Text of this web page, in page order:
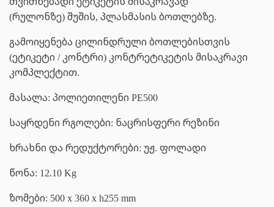
(რულონზე) შუშის, პლასმასის ბოთლებზე.
გამოიყენება ცილინდრული ბოთლებისთვის
(ეტიკეტი / კონტრი) კონტრეტიკეტის მისაკრავი
კომპლექტით.
მასალა: პოლიეთილენი PE500
საყრდენი რგოლები: ნაცრისფერი რეზინი
ხრახნი და რედუქტორები: უჟ. ფოლადი
წონა: 12.10 Kg
ზომები: 500 x 360 x h255 mm